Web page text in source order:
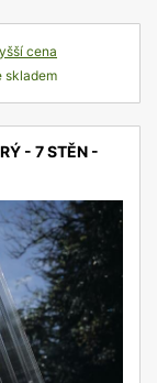
cena
skladem
- 7 STĚN -